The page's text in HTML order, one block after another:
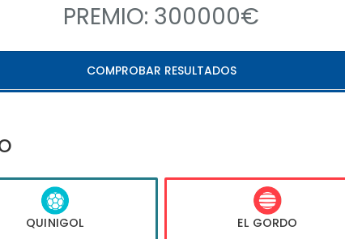
PREMIO: 300000€
COMPROBAR RESULTADOS
QUINIGOL
EL GORDO